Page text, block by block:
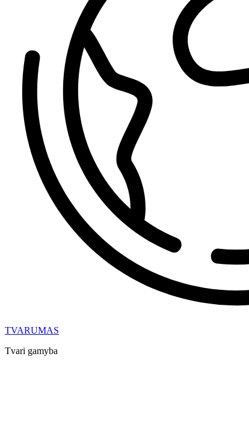
TVARUMAS
Tvari gamyba